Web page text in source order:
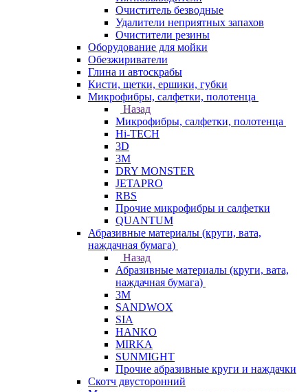
Очиститель безводные
Удалители неприятных запахов
Очистители резины
Оборудование для мойки
Обезжириватели
Глина и автоскрабы
Кисти, щетки, ершики, губки
Микрофибры, салфетки, полотенца
Назад
Микрофибры, салфетки, полотенца
Hi-TECH
3D
3М
DRY MONSTER
JETAPRO
RBS
Прочие микрофибры и салфетки
QUANTUM
Абразивные материалы (круги, вата,
наждачная бумага)
Назад
Абразивные материалы (круги, вата,
наждачная бумага)
3М
SANDWOX
SIA
HANKO
MIRKA
SUNMIGHT
Прочие абразивные круги и наждачки
Скотч двусторонний